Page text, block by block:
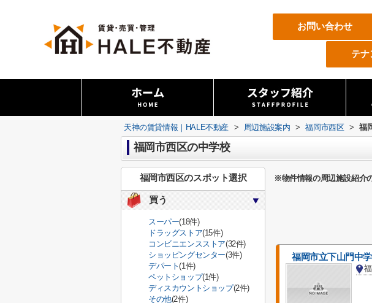
お問い合わせ
テナ
天神の賃貸情報｜HALE不動産 > 周辺施設案内 > 福岡市西区 > 福
福岡市西区の中学校
※物件情報の周辺施設紹介
福岡市立下山門中
福岡市西区のスポット選択
買う
スーパー(18件)
ドラッグストア(15件)
コンビニエンスストア(32件)
ショッピングセンター(3件)
デパート(1件)
ペットショップ(1件)
ディスカウントショップ(2件)
その他(2件)